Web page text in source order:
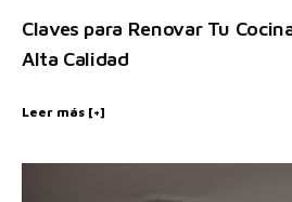
Claves para Renovar Tu
Alta Calidad
Leer más [+]